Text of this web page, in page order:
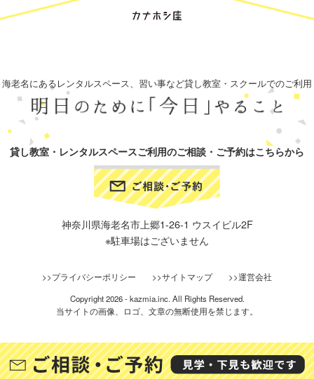
海老名にあるレンタルスペース、習い事など貸し教室・スクールでのご利用
貸し教室・レンタルスペースご利用のご相談・ご予約はこちらから
神奈川県海老名市上郷1-26-1 ウスイビル2F
※駐車場はございません
プライバシーポリシー サイトマップ
運営会社
Copyright 2026 - kazmia.inc. All Rights Reserved.
当サイトの画像、ロゴ、文章の無断使用を禁じます。